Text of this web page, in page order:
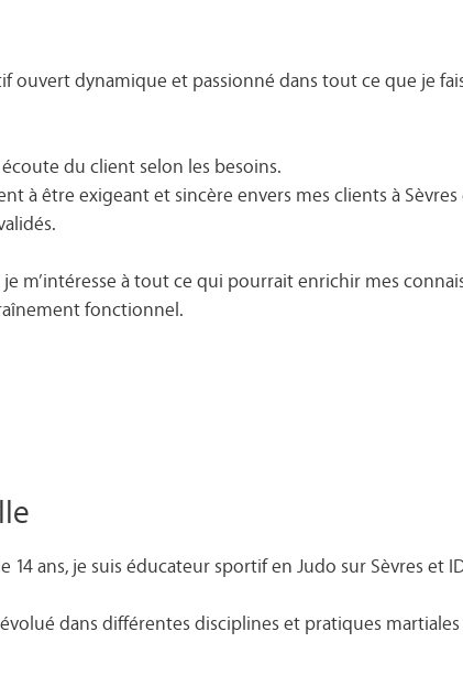
ouvert dynamique et passionné dans tout ce que je
du client selon les besoins.
à être exigeant et sincère envers mes clients à
m’intéresse à tout ce qui pourrait enrichir mes
fonctionnel.
14 ans, je suis éducateur sportif en Judo sur Sèvres et
dans différentes disciplines et pratiques